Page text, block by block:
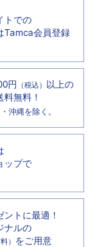
トでの
Tamca会員登録
円 （税込） 以上の
料無料！
沖縄を除く。
ップで
トに最適！
ナルの
） をご用意